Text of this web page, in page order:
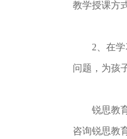
教学授课方
2、在学习
问题，为孩
锐思教育
咨询锐思教